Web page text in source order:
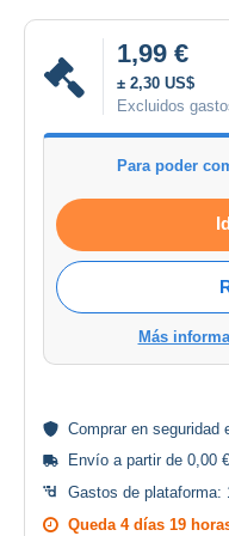
1,99 €
± 2,30 US$
Excluidos
Para poder
Más
Comprar en seguridad
Envío a partir de 0,00
Gastos de plataforma:
Queda 4 días 19